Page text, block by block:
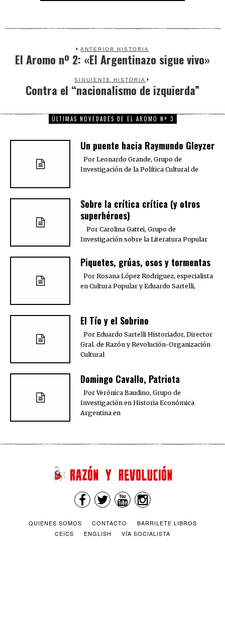
ANTERIOR HISTORIA
Previous
post:
El Aromo nº 2: «El Argentinazo sigue vivo»
SIGUIENTE HISTORIA
Next
Contra el “nacionalismo de izquierda”
ÚLTIMAS NOVEDADES DE EL AROMO Nº 3
Un puente hacia Raymundo Gleyzer
Por Leonardo Grande, Grupo de
Investigación de la Política Cultural de
Sobre la crítica crítica (y otros
superhéroes)
Por Carolina Gattei, Grupo de
Investigación sobre la Literatura Popular
Piquetes, grúas, osos y tormentas
Por Rosana López Rodriguez, especialista
en Cultura Popular y Eduardo Sartelli,
El Tío y el Sobrino
Por Eduardo Sartelli Historiador, Director
Gral. de Razón y Revolución-Organización
Cultural
Domingo Cavallo, Patriota
Por Verónica Baudino, Grupo de
Investigación en Historia Económica
Argentina en
QUIENES SOMOS CONTACTO
BARRILETE LIBROS
CEICS
ENGLISH VÍA SOCIALISTA